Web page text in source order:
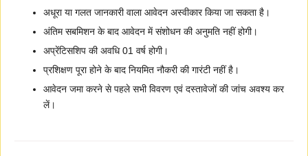
अधूरा या गलत जानकारी वाला आवेदन अस्वीकार किया जा सकता है।
अंतिम सबमिशन के बाद आवेदन में संशोधन की अनुमति नहीं होगी।
अप्रेंटिसशिप की अवधि 01 वर्ष होगी।
प्रशिक्षण पूरा होने के बाद नियमित नौकरी की गारंटी नहीं है।
आवेदन जमा करने से पहले सभी विवरण एवं दस्तावेजों की जांच अवश्य कर
लें।